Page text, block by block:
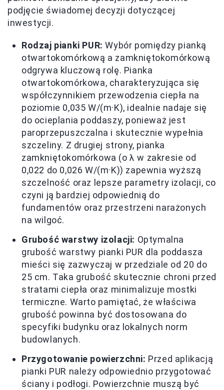
podjęcie świadomej decyzji dotyczącej
inwestycji.
Rodzaj pianki PUR: Wybór pomiędzy pianką
otwartokomórkową a zamkniętokomórkową
odgrywa kluczową rolę. Pianka
otwartokomórkowa, charakteryzująca się
współczynnikiem przewodzenia ciepła na
poziomie 0,035 W/(m·K), idealnie nadaje się
do ocieplania poddaszy, ponieważ jest
paroprzepuszczalna i skutecznie wypełnia
szczeliny. Z drugiej strony, pianka
zamkniętokomórkowa (o λ w zakresie od
0,022 do 0,026 W/(m·K)) zapewnia wyższą
szczelność oraz lepsze parametry izolacji, co
czyni ją bardziej odpowiednią do
fundamentów oraz przestrzeni narażonych
na wilgoć.
Grubość warstwy izolacji: Optymalna
grubość warstwy pianki PUR dla poddasza
mieści się zazwyczaj w przedziale od 20 do
25 cm. Taka grubość skutecznie chroni przed
stratami ciepła oraz minimalizuje mostki
termiczne. Warto pamiętać, że właściwa
grubość powinna być dostosowana do
specyfiki budynku oraz lokalnych norm
budowlanych.
Przygotowanie powierzchni: Przed aplikacją
pianki PUR należy odpowiednio przygotować
ściany i podłogi. Powierzchnie muszą być